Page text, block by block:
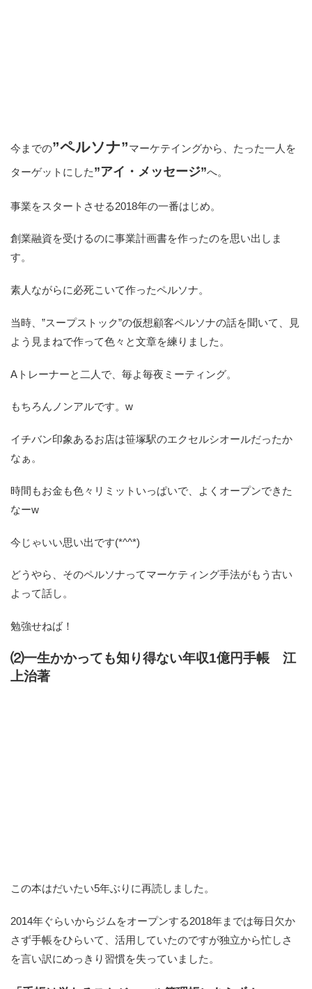
今までの”ペルソナ”マーケテイングから、たった一人を
ターゲットにした”アイ・メッセージ”へ。
事業をスタートさせる2018年の一番はじめ。
創業融資を受けるのに事業計画書を作ったのを思い出しま
す。
素人ながらに必死こいて作ったペルソナ。
当時、”スープストック”の仮想顧客ペルソナの話を聞いて、見
よう見まねで作って色々と文章を練りました。
Aトレーナーと二人で、毎よ毎夜ミーティング。
もちろんノンアルです。w
イチバン印象あるお店は笹塚駅のエクセルシオールだったか
なぁ。
時間もお金も色々リミットいっぱいで、よくオープンできた
なーw
今じゃいい思い出です(*^^*)
どうやら、そのペルソナってマーケティング手法がもう古い
よって話し。
勉強せねば！
⑵一生かかっても知り得ない年収1億円手帳 江
上治著
この本はだいたい5年ぶりに再読しました。
2014年ぐらいからジムをオープンする2018年までは毎日欠か
さず手帳をひらいて、活用していたのですが独立から忙しさ
を言い訳にめっきり習慣を失っていました。